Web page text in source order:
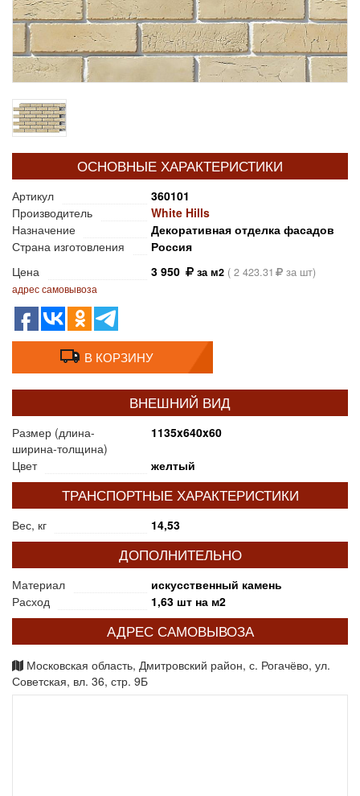
ОСНОВНЫЕ ХАРАКТЕРИСТИКИ
Артикул
360101
Производитель
White Hills
Назначение
Декоративная отделка фасадов
Страна изготовления
Россия
Цена
3 950 за м2 ( 2 423.31 за шт)
адрес самовывоза
В КОРЗИНУ
ВНЕШНИЙ ВИД
Размер (длина-
ширина-толщина)
1135x640x60
Цвет желтый
ТРАНСПОРТНЫЕ ХАРАКТЕРИСТИКИ
Вес, кг 14,53
ДОПОЛНИТЕЛЬНО
Материал
искусственный камень
Расход
1,63 шт на м2
АДРЕС САМОВЫВОЗА
Московская область, Дмитровский район, с. Рогачёво, ул.
Советская, вл. 36, стр. 9Б